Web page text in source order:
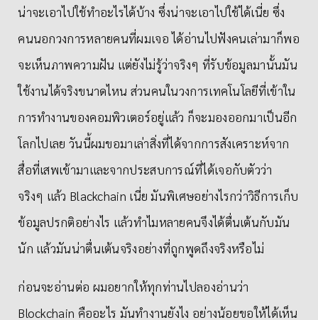
น่าจะเอาไปใช้ทำอะไรได้บ้าง ซึ่งน่าจะเอาไปใช้ได้เนี่ย ซึ่ง
คนนอกวงการหลายคนที่ผมเจอ ได้อ่านไปฟังคนเล่ามาก็พอ
จะเห็นภาพความฝัน แต่ยังไม่รู้ว่าจริงๆ ที่รับข้อมูลมานั้นมัน
ใช้งานได้จริงขนาดไหน ส่วนคนในวงการเทคโนโลยีที่เข้าใน
การทำงานของคอมพิวเตอร์อยู่แล้ว ก็จะมองออกมาเป็นอีก
โลกไปเลย วันนี้ผมขอมาเล่าสิ่งที่ได้จากการสังเคราะห์จาก
สื่อที่เสพเข้ามาและจากประสบการณ์ที่ได้เจอกับตัวว่า
จริงๆ แล้ว Blackchain เนี่ย มันพิเศษอย่างไรกว่าวิธีการเก็บ
ข้อมูลปรกติอย่างไร แล้วทำไมหลายคนจึงได้ตื่นเต้นกับมัน
นัก แล้วมันน่าตื่นเต้นจริงอย่างที่ถูกพูดถึงจริงหรือไม่
ก่อนจะอ่านต่อ ผมอยากให้ทุกท่านไปลองอ่านว่า
Blockchain คืออะไร มันทำงานยังไง อย่างน้อยขอให้ได้เห็น